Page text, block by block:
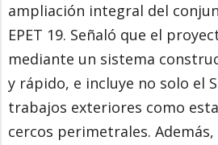
ampliación integral del
EPET 19. Señaló que el
mediante un sistema
y rápido, e incluye no solo el
trabajos exteriores como
cercos perimetrales.